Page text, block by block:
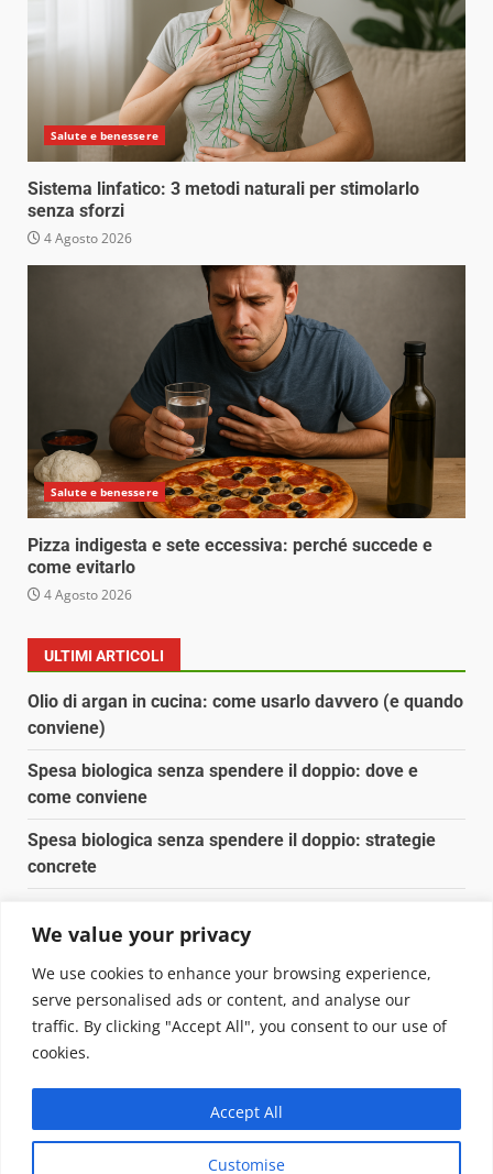
We value your privacy
We use cookies to enhance your browsing experience,
serve personalised ads or content, and analyse our
traffic. By clicking "Accept All", you consent to our use of
cookies.
Customise
Accept All
Salute e benessere
Sistema linfatico: 3 metodi naturali per stimolarlo
senza sforzi
4 Agosto 2026
Salute e benessere
Pizza indigesta e sete eccessiva: perché succede e
come evitarlo
4 Agosto 2026
ULTIMI ARTICOLI
Olio di argan in cucina: come usarlo davvero (e quando
conviene)
Spesa biologica senza spendere il doppio: dove e
come conviene
Spesa biologica senza spendere il doppio: strategie
concrete
Pulizia naturale della casa: 3 ingredienti che
sostituiscono 10 prodotti chimici
Copyright © 2025 Biopianeta.it proprietà di Jws Media
Questo blog non è una testata giornalistica, in quanto
viene aggiornato senza alcuna periodicità. Non può
pertanto considerarsi un prodotto editoriale ai sensi